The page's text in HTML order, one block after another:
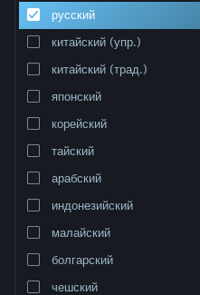
Поддержка
Изменить язык
Полная версия
русский
китайский (упр.)
китайский (трад.)
японский
корейский
тайский
арабский
индонезийский
малайский
болгарский
чешский
Сортировать по
Результатов по вашему запросу:
вашим настройкам.